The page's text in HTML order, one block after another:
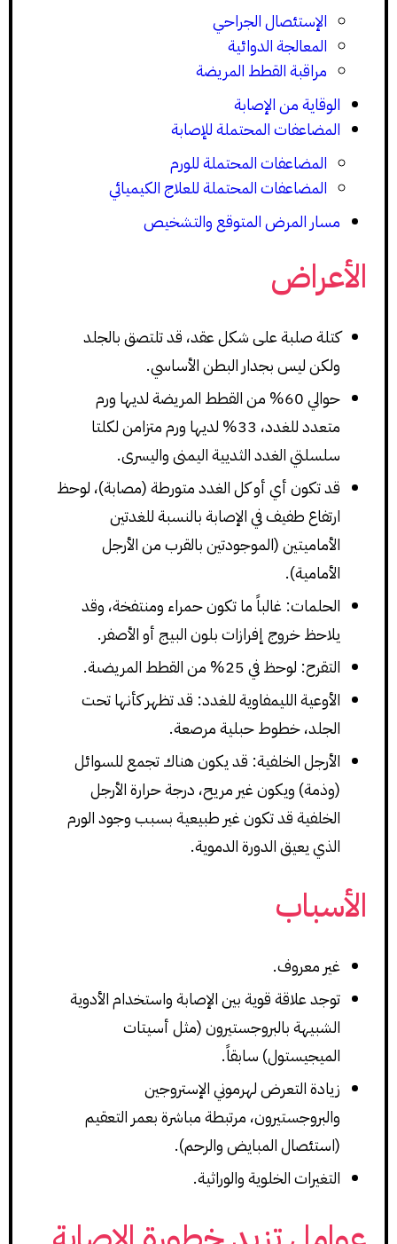
الإستئصال الجراحي
المعالجة الدوائية
مراقبة القطط المريضة
الوقاية من الإصابة
المضاعفات المحتملة للإصابة
المضاعفات المحتملة للورم
المضاعفات المحتملة للعلاج الكيميائي
مسار المرض المتوقع والتشخيص
الأعراض
كتلة صلبة على شكل عقد، قد تلتصق بالجلد
ولكن ليس بجدار البطن الأساسي.
حوالي 60% من القطط المريضة لديها ورم
متعدد للغدد، 33% لديها ورم متزامن لكلتا
سلسلتي الغدد الثديية اليمنى واليسرى.
قد تكون أي أو كل الغدد متورطة (مصابة)، لوحظ
ارتفاع طفيف في الإصابة بالنسبة للغدتين
الأماميتين (الموجودتين بالقرب من الأرجل
الأمامية).
الحلمات: غالباً ما تكون حمراء ومنتفخة، وقد
يلاحظ خروج إفرازات بلون البيج أو الأصفر.
التقرح: لوحظ في 25% من القطط المريضىة.
الأوعية الليمفاوية للغدد: قد تظهر كأنها تحت
الجلد، خطوط حبلية مرصعة.
الأرجل الخلفية: قد يكون هناك تجمع للسوائل
(وذمة) ويكون غير مريح، درجة حرارة الأرجل
الخلفية قد تكون غير طبيعية بسبب وجود الورم
الذي يعيق الدورة الدموية.
الأسباب
غير معروف.
توجد علاقة قوية بين الإصابة واستخدام الأدوية
الشبيهة بالبروجستيرون (مثل أسيتات
الميجيستول) سابقاً.
زيادة التعرض لهرموني الإستروجين
والبروجستيرون، مرتبطة مباشرة بعمر التعقيم
(استئصال المبايض والرحم).
التغيرات الخلوية والوراثية.